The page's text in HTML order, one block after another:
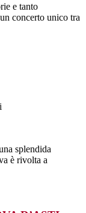
e tanto
concerto unico tra
splendida
è rivolta a